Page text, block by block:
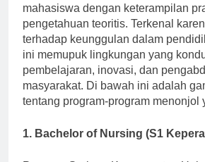
berbagai program yang dirancang
mahasiswa dengan keterampilan
pengetahuan teoritis. Terkenal
terhadap keunggulan dalam
ini memupuk lingkungan yang
pembelajaran, inovasi, dan
masyarakat. Di bawah ini adalah